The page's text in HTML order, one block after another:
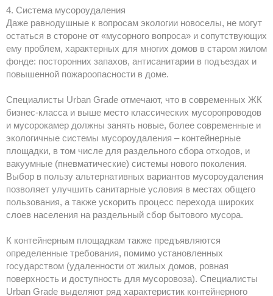
4. Система мусороудаления
Даже равнодушные к вопросам экологии новоселы, не могут
остаться в стороне от «мусорного вопроса» и сопутствующих
ему проблем, характерных для многих домов в старом жилом
фонде: посторонних запахов, антисанитарии в подъездах и
повышенной пожароопасности в доме.
Специалисты Urban Grade отмечают, что в современных ЖК
бизнес-класса и выше место классических мусоропроводов
и мусорокамер должны занять новые, более современные и
экологичные системы мусороудаления – контейнерные
площадки, в том числе для раздельного сбора отходов, и
вакуумные (пневматические) системы нового поколения.
Выбор в пользу альтернативных вариантов мусороудаления
позволяет улучшить санитарные условия в местах общего
пользования, а также ускорить процесс перехода широких
слоев населения на раздельный сбор бытового мусора.
К контейнерным площадкам также предъявляются
определенные требования, помимо установленных
государством (удаленности от жилых домов, ровная
поверхность и доступность для мусоровоза). Специалисты
Urban Grade выделяют ряд характеристик контейнерного